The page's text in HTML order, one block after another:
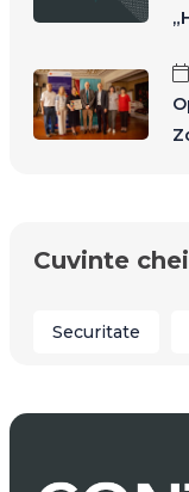
Cuvinte
Securitate